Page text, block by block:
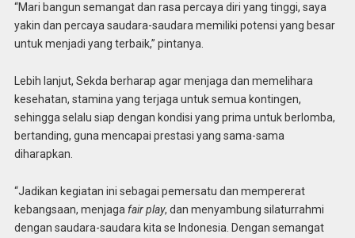
“Mari bangun semangat dan rasa percaya diri yang tinggi, saya
yakin dan percaya saudara-saudara memiliki potensi yang besar
untuk menjadi yang terbaik,” pintanya.
Lebih lanjut, Sekda berharap agar menjaga dan memelihara
kesehatan, stamina yang terjaga untuk semua kontingen,
sehingga selalu siap dengan kondisi yang prima untuk berlomba,
bertanding, guna mencapai prestasi yang sama-sama
diharapkan.
“Jadikan kegiatan ini sebagai pemersatu dan mempererat
kebangsaan, menjaga fair play, dan menyambung silaturrahmi
dengan saudara-saudara kita se Indonesia. Dengan semangat